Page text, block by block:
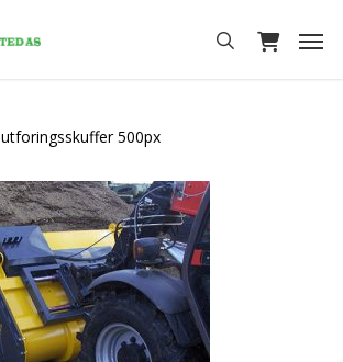
search
utforingsskuffer 500px